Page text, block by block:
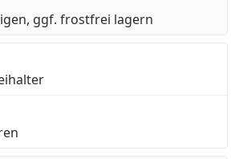
ggf. frostfrei lagern